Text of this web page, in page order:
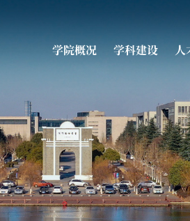
学院概况 学科建设 人